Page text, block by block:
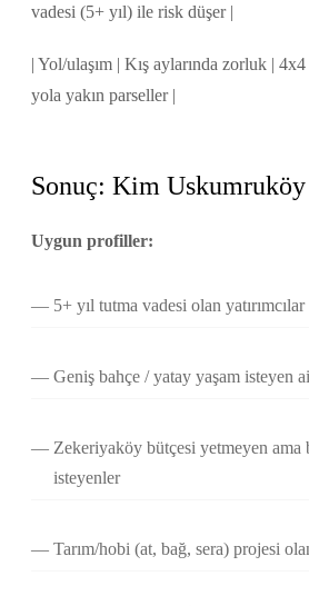
vadesi (5+ yıl) ile risk düşer |
| Yol/ulaşım | Kış aylarında zorluk |
yola yakın parseller |
Sonuç: Kim
Uygun profiller:
5+ yıl tutma vadesi olan yatırımcılar
Geniş bahçe / yatay yaşam isteyen
Zekeriyaköy bütçesi yetmeyen ama
isteyenler
Tarım/hobi (at, bağ, sera) projesi